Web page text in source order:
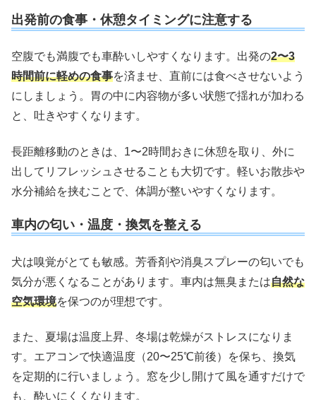
出発前の食事・休憩タイミングに注意する
空腹でも満腹でも車酔いしやすくなります。出発の2〜3
時間前に軽めの食事を済ませ、直前には食べさせないよう
にしましょう。胃の中に内容物が多い状態で揺れが加わる
と、吐きやすくなります。
長距離移動のときは、1〜2時間おきに休憩を取り、外に
出してリフレッシュさせることも大切です。軽いお散歩や
水分補給を挟むことで、体調が整いやすくなります。
車内の匂い・温度・換気を整える
犬は嗅覚がとても敏感。芳香剤や消臭スプレーの匂いでも
気分が悪くなることがあります。車内は無臭または自然な
空気環境を保つのが理想です。
また、夏場は温度上昇、冬場は乾燥がストレスになりま
す。エアコンで快適温度（20〜25℃前後）を保ち、換気
を定期的に行いましょう。窓を少し開けて風を通すだけで
も、酔いにくくなります。